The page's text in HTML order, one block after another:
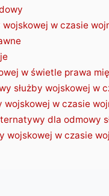
wojskowej w czasie
w świetle prawa
służby wojskowej w
wojskowej w czasie
dla odmowy
wojskowej w czasie